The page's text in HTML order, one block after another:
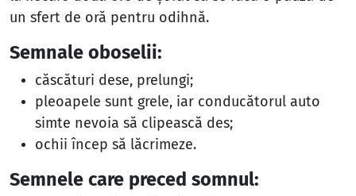
un sfert de oră pentru odihnă.
Semnale oboselii:
căscături dese, prelungi;
pleoapele sunt grele, iar conducătorul auto
simte nevoia să clipească des;
ochii încep să lăcrimeze.
Semnele care preced somnul: